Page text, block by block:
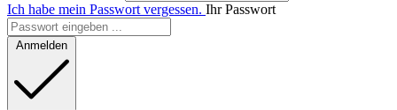
Ich habe mein Passwort vergessen. Ihr Passwort
Anmelden